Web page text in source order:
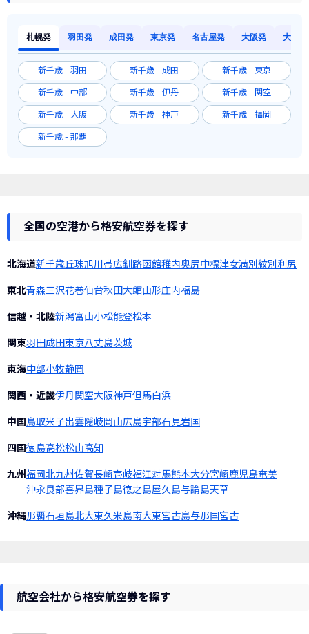
札幌発 羽田発 成田発 東京発 名古屋発 大阪発 大阪発
新千歳 - 羽田 新千歳 - 成田 新千歳 - 東京
新千歳 - 中部 新千歳 - 伊丹 新千歳 - 関空
新千歳 - 大阪 新千歳 - 神戸 新千歳 - 福岡
新千歳 - 那覇
全国の空港から格安航空券を探す
北海道新千歳丘珠旭川 帯広釧路函館稚内奥尻中標津女満別 紋別 利尻
東北青森三沢花巻仙台秋田大館山形庄内福島
信越・北陸新潟富山小松能登松本
関東羽田成田東京八丈島茨城
東海中部小牧静岡
関西・近畿伊丹関空大阪神戸但馬白浜
中国鳥取米子出雲隠岐岡山広島宇部石見岩国
四国徳島高松松山高知
九州福岡北九州佐賀長崎壱岐福江対馬熊本大分宮崎鹿児島奄美
沖永良部喜界島種子島徳之島屋久島与論島天草
沖縄那覇石垣島北大東久米島南大東宮古島与那国宮古
航空会社から格安航空券を探す